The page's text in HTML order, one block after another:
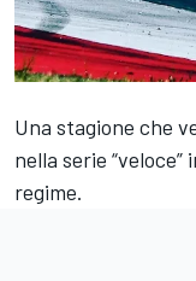
Una stagione che
nella serie
regime.